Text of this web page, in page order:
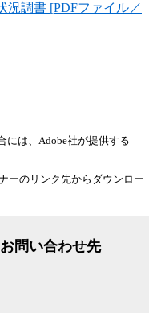
況調書 [PDFファイル／
には、Adobe社が提供する
ーのリンク先からダウンロー
問い合わせ先